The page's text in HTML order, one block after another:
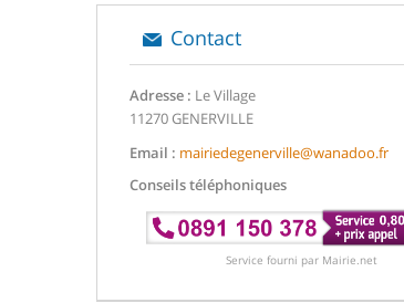
Contact
Adresse : Le Village
11270 GENERVILLE
Email : mairiedegenerville@wanadoo.fr
Conseils téléphoniques
Service fourni par Mairie.net